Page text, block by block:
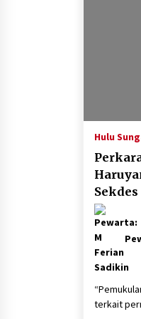
Hulu
Sekdes
terkait